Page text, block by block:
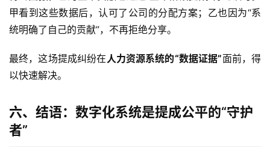
甲看到这些数据后，认可了公司的分配方案；乙也因为“系
统明确了自己的贡献”，不再拒绝分享。
最终，这场提成纠纷在人力资源系统的“数据证据”面前，得
以快速解决。
六、结语：数字化系统是提成公平的“守护
者”